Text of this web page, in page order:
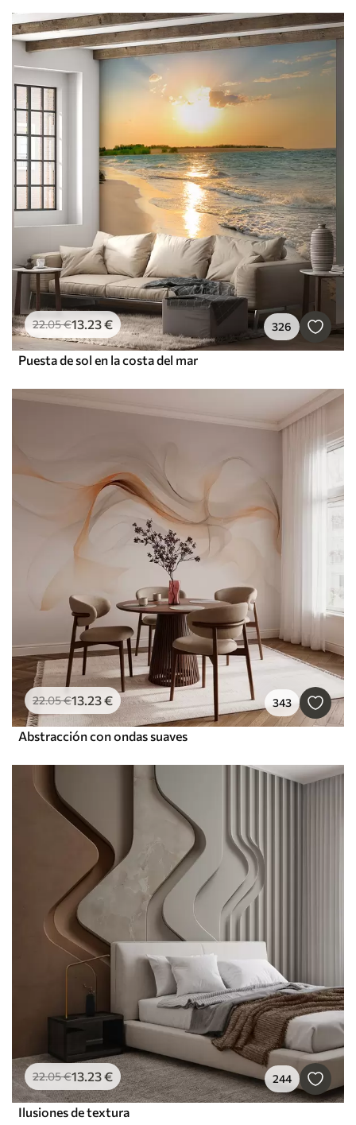
22.05€13.23€ 326
Puesta de sol en la costa del mar
22.05€13.23€ 343
Abstracción con ondas suaves
22.05€13.23€ 244
Ilusiones de textura